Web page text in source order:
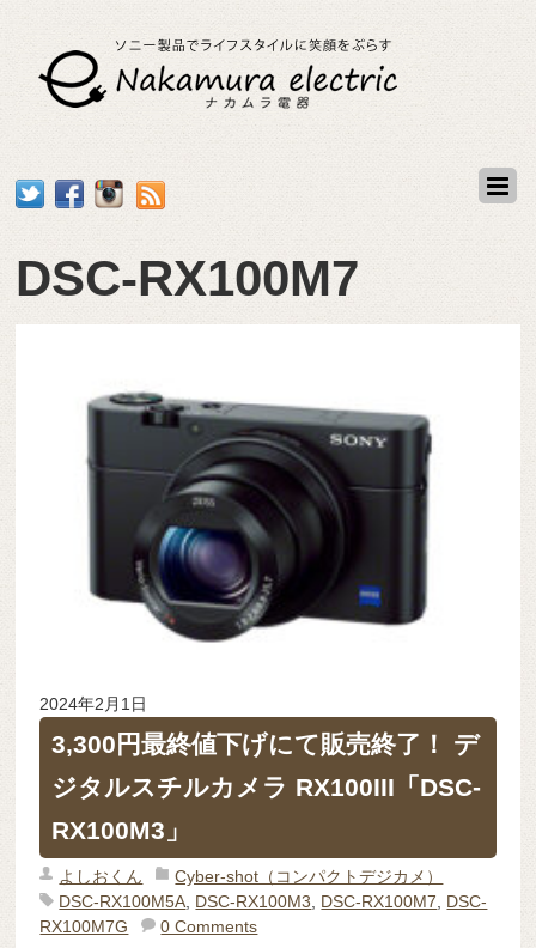
DSC-RX100M7
2024年2月1日
3,300円最終値下げにて販売終了！ デ
ジタルスチルカメラ RX100III「DSC-
RX100M3」
よしおくん
Cyber-shot（コンパクトデジカメ）
DSC-RX100M5A DSC-RX100M3 DSC-RX100M7
DSC-
RX100M7G
0 Comments